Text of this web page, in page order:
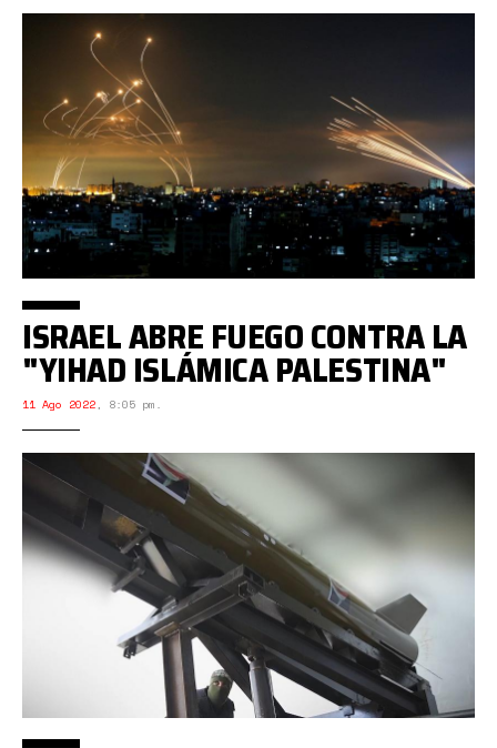
ISRAEL ABRE FUEGO CONTRA LA
"YIHAD ISLÁMICA PALESTINA"
11 Ago 2022, 8:05 pm.